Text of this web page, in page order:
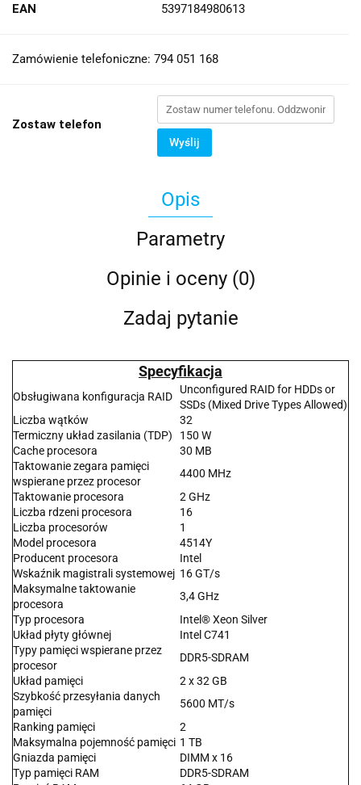
EAN 5397184980613
Zamówienie telefoniczne: 794 051 168
Zostaw telefon
Wyślij
Opis
Parametry
Opinie i oceny (0)
Zadaj pytanie
Specyfikacja
Obsługiwana konfiguracja RAID
Unconfigured RAID for HDDs or
SSDs (Mixed Drive Types Allowed)
Liczba wątków
32
Termiczny układ zasilania (TDP)
150 W
Cache procesora
30 MB
Taktowanie zegara pamięci
wspierane przez procesor
4400 MHz
Taktowanie procesora
2 GHz
Liczba rdzeni procesora
16
Liczba procesorów
1
Model procesora
4514Y
Producent procesora
Intel
Wskaźnik magistrali systemowej 16 GT/s
Maksymalne taktowanie
procesora
3,4 GHz
Typ procesora
Intel® Xeon Silver
Układ płyty głównej
Intel C741
Typy pamięci wspierane przez
procesor
DDR5-SDRAM
Układ pamięci
2 x 32 GB
Szybkość przesyłania danych
pamięci
5600 MT/s
Ranking pamięci
2
Maksymalna pojemność pamięci 1 TB
Gniazda pamięci
DIMM x 16
Typ pamięci RAM
DDR5-SDRAM